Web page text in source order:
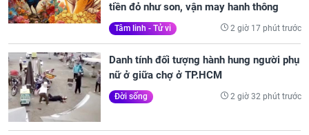
tiền đỏ như son, vận may hanh thông
Tâm linh - Tử vi 2 giờ 17 phút trước
Danh tính đối tượng hành hung người phụ
nữ ở giữa chợ ở TP.HCM
Đời sống 2 giờ 32 phút trước